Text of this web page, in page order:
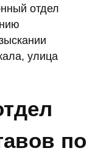
отдел
улица
по